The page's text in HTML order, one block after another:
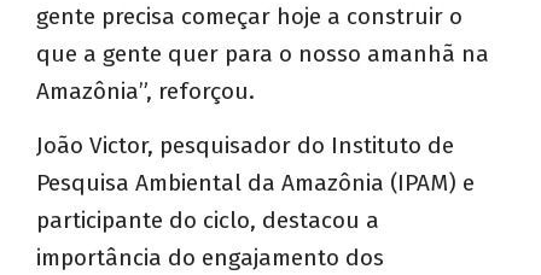
gente precisa começar hoje a construir o
que a gente quer para o nosso amanhã na
Amazônia”, reforçou.
João Victor, pesquisador do Instituto de
Pesquisa Ambiental da Amazônia (IPAM) e
participante do ciclo, destacou a
importância do engajamento dos